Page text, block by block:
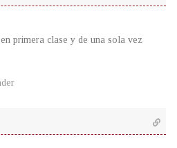
primera clase y de una sola vez